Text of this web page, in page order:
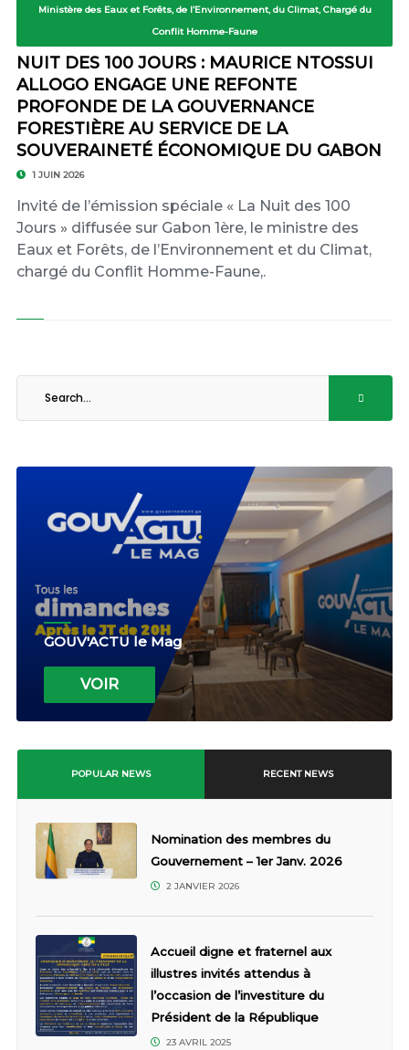
Ministère des Eaux et Forêts, de l’Environnement, du Climat, Chargé du
Conflit Homme-Faune
NUIT DES 100 JOURS : MAURICE NTOSSUI
ALLOGO ENGAGE UNE REFONTE
PROFONDE DE LA GOUVERNANCE
FORESTIÈRE AU SERVICE DE LA
SOUVERAINETÉ ÉCONOMIQUE DU GABON
1 JUIN 2026
Invité de l’émission spéciale « La Nuit des 100
Jours » diffusée sur Gabon 1ère, le ministre des
Eaux et Forêts, de l’Environnement et du Climat,
chargé du Conflit Homme-Faune,.
GOUV'ACTU le Mag
VOIR
POPULAR NEWS RECENT NEWS
Nomination des membres du
Gouvernement – 1er Janv. 2026
2 JANVIER 2026
Accueil digne et fraternel aux
illustres invités attendus à
l’occasion de l’investiture du
Président de la République
23 AVRIL 2025